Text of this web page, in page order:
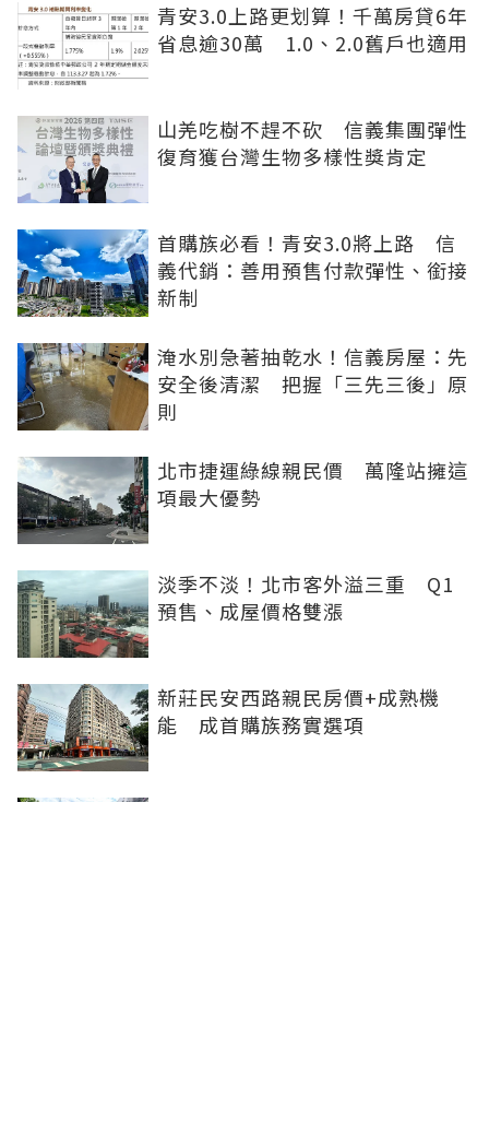
青安3.0上路更划算！千萬房貸6年
省息逾30萬 1.0、2.0舊戶也適用
山羌吃樹不趕不砍 信義集團彈性
復育獲台灣生物多樣性獎肯定
首購族必看！青安3.0將上路 信
義代銷：善用預售付款彈性、銜接
新制
淹水別急著抽乾水！信義房屋：先
安全後清潔 把握「三先三後」原
則
北市捷運綠線親民價 萬隆站擁這
項最大優勢
淡季不淡！北市客外溢三重 Q1
預售、成屋價格雙漲
新莊民安西路親民房價+成熟機
能 成首購族務實選項